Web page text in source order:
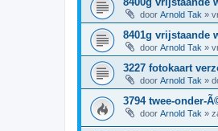
door Arnold Tak »
8401g vrijstaande
door Arnold Tak »
3227 fotokaart
door Arnold Tak »
3794 twee-onder-
door Arnold Tak »